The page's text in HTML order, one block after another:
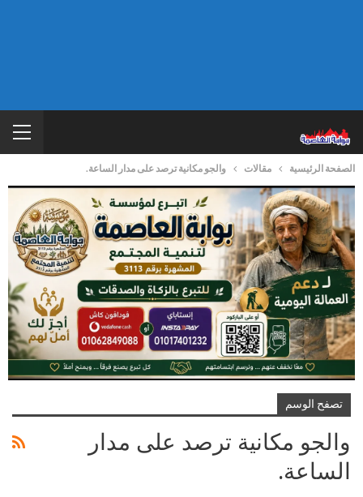
الصفحة الرئيسية مقالات والجو مكانية ترصد على مدار الساعة.
تصفح الوسم
والجو مكانية ترصد على مدار
الساعة.